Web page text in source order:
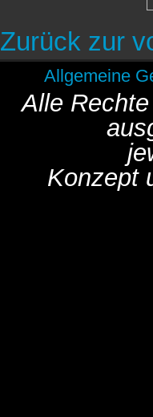
Zurück zur
Allgemeine
Alle
Konzept